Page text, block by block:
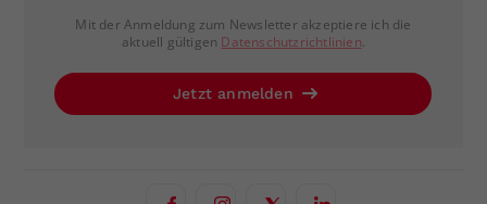
Mit der Anmeldung zum Newsletter akzeptiere ich die
aktuell gültigen Datenschutzrichtlinien.
Jetzt anmelden